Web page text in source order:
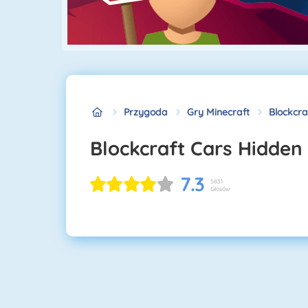
Przygoda Gry Minecraft
Blockcraft Cars
7.3
5831
Głosów